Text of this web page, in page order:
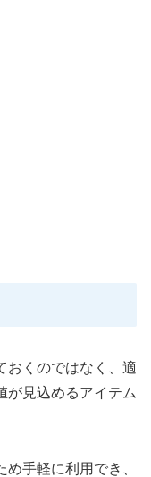
おくのではなく、適
が見込めるアイテム
手軽に利用でき、